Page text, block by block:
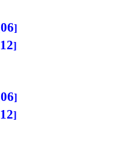
06
12
06
12